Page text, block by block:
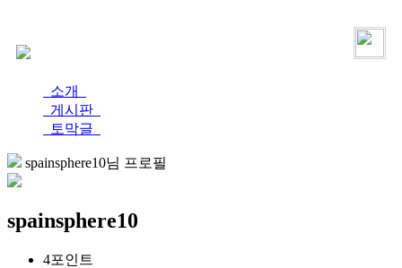
소개
게시판
토막글
spainsphere10님 프로필
spainsphere10
4포인트